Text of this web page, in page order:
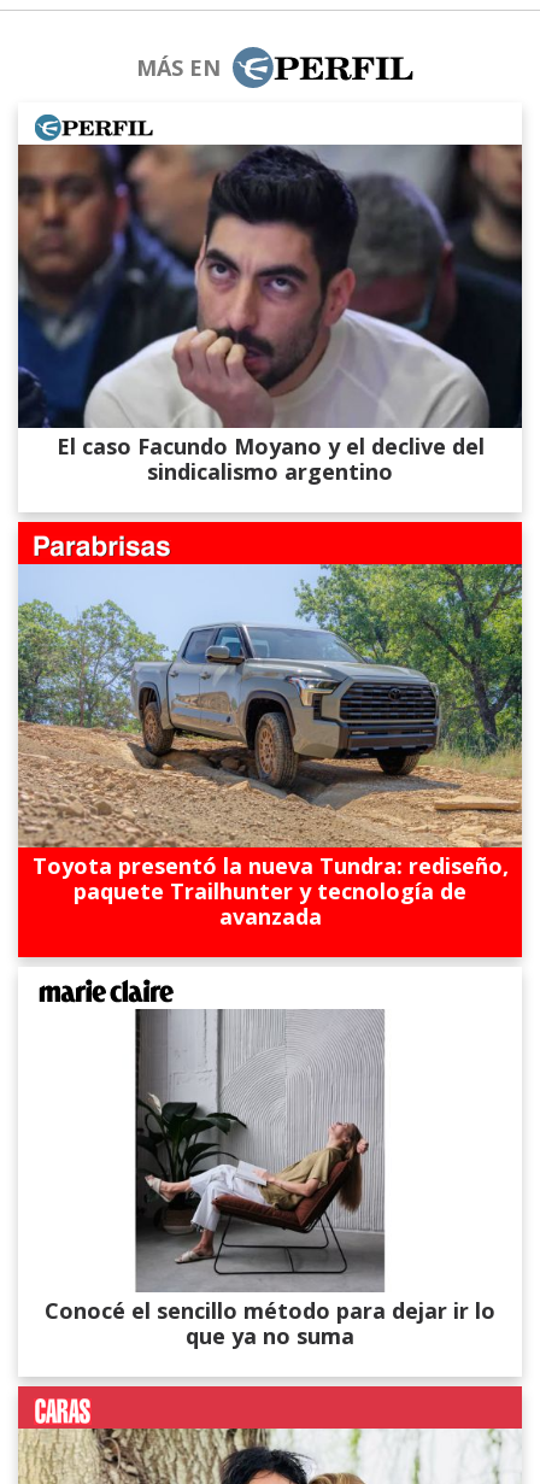
MÁS EN
El caso Facundo Moyano y el declive del
sindicalismo argentino
Toyota presentó la nueva Tundra: rediseño,
paquete Trailhunter y tecnología de
avanzada
Conocé el sencillo método para dejar ir lo
que ya no suma